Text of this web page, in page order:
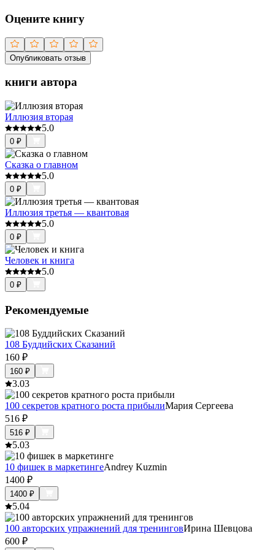
Оцените книгу
Опубликовать отзыв
книги автора
Иллюзия вторая
5.0
0 ₽
Сказка о главном
5.0
0 ₽
Иллюзия третья — квантовая
5.0
0 ₽
Человек и книга
5.0
0 ₽
Рекомендуемые
108 Буддийских Сказаний
160 ₽
160 ₽
3.03
100 секретов кратного роста прибылиМария Сергеева
516 ₽
516 ₽
5.03
10 фишек в маркетингеAndrey Kuzmin
1400 ₽
1400 ₽
5.04
100 авторских упражнений для тренинговИрина Шевцова
600 ₽